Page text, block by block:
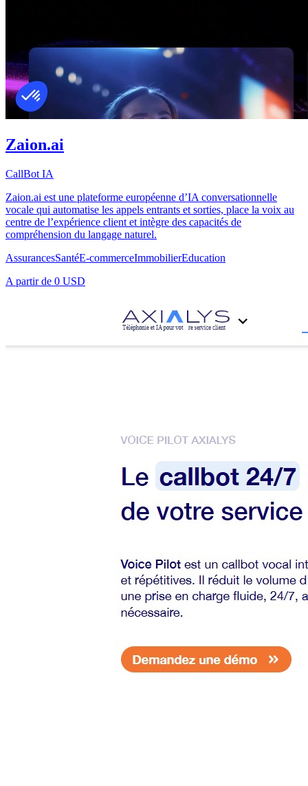
Zaion.ai
CallBot IA
Zaion.ai est une plateforme européenne d’IA conversationnelle
vocale qui automatise les appels entrants et sorties, place la voix au
centre de l’expérience client et intègre des capacités de
compréhension du langage naturel.
AssurancesSantéE-commerceImmobilierEducation
A partir de 0 USD